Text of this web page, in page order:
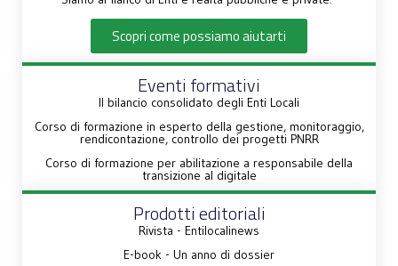
Scopri come possiamo aiutarti
Eventi formativi
Il bilancio consolidato degli Enti Locali
Corso di formazione in esperto della gestione, monitoraggio,
rendicontazione, controllo dei progetti PNRR
Corso di formazione per abilitazione a responsabile della
transizione al digitale
Prodotti editoriali
Rivista - Entilocalinews
E-book - Un anno di dossier